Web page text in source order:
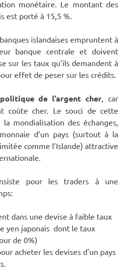
monétaire. Le montant des
est porté à 15,5 %.
islandaises empruntent à
banque centrale et doivent
sur les taux qu’ils demandent à
effet de peser sur les crédits.
de l’argent cher , car
coûte cher. Le souci de cette
mondialisation des échanges,
d’un pays (surtout à la
comme l’Islande) attractive
pour les traders à une
dans une devise à faible taux
yen japonais dont le taux
de 0%)
acheter les devises d’un pays